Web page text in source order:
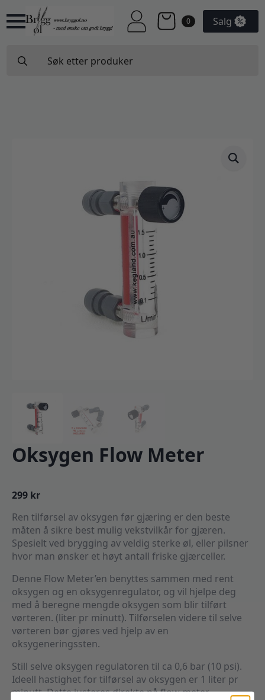
0 Salg
for:
Oksygen Flow Meter
299 kr
Ren tilførsel av oksygen før gjæring er den beste
måten å sikre best mulig vekstvilkår for gjæren.
Spesielt ved brygging av veldig sterke øl, eller pilsner
hvor man ønsker et høyt antall friske gjærceller.
Denne Flow Meter’en benyttes sammen med rent
oksygen og en oksygenregulator, og vil hjelpe deg
med å beregne mengde oksygen som blir tilført
vørteren. (liter pr minutt). Tilførselen videre til selve
vørteren bør gjøres ved hjelp av en
oksygeneringssten.
Still selve oksygen regulatoren til ca 0,6 bar (10 psi).
Ideell hastighet for tilførsel av oksygen er 1 liter pr
minutt. Dette justeres direkte på flow meter.